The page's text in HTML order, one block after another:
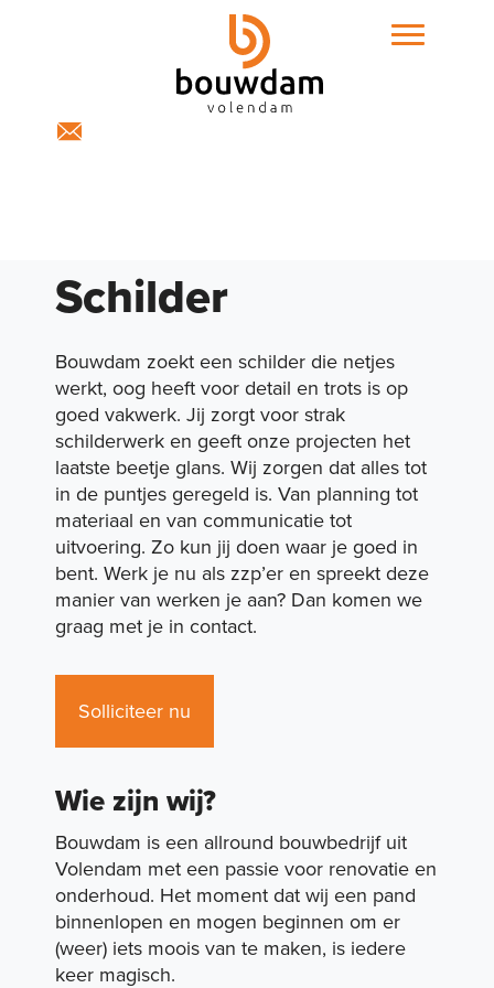
Projecten
Expertises
Portfolio
Duurzaamheid
Over ons
Vacatures
Schilder
Bouwdam zoekt een schilder die netjes
werkt, oog heeft voor detail en trots is op
goed vakwerk. Jij zorgt voor strak
schilderwerk en geeft onze projecten het
laatste beetje glans. Wij zorgen dat alles tot
in de puntjes geregeld is. Van planning tot
materiaal en van communicatie tot
uitvoering. Zo kun jij doen waar je goed in
bent. Werk je nu als zzp’er en spreekt deze
manier van werken je aan? Dan komen we
graag met je in contact.
Solliciteer nu
Wie zijn wij?
Bouwdam is een allround bouwbedrijf uit
Volendam met een passie voor renovatie en
onderhoud. Het moment dat wij een pand
binnenlopen en mogen beginnen om er
(weer) iets moois van te maken, is iedere
keer magisch.